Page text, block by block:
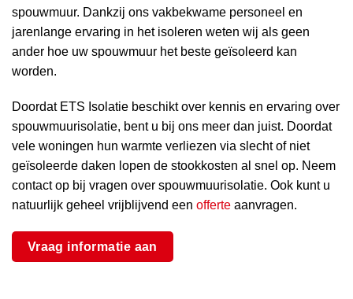
spouwmuur. Dankzij ons vakbekwame personeel en
jarenlange ervaring in het isoleren weten wij als geen
ander hoe uw spouwmuur het beste geïsoleerd kan
worden.
Doordat ETS Isolatie beschikt over kennis en ervaring over
spouwmuurisolatie, bent u bij ons meer dan juist. Doordat
vele woningen hun warmte verliezen via slecht of niet
geïsoleerde daken lopen de stookkosten al snel op. Neem
contact op bij vragen over spouwmuurisolatie. Ook kunt u
natuurlijk geheel vrijblijvend een offerte aanvragen.
Vraag informatie aan